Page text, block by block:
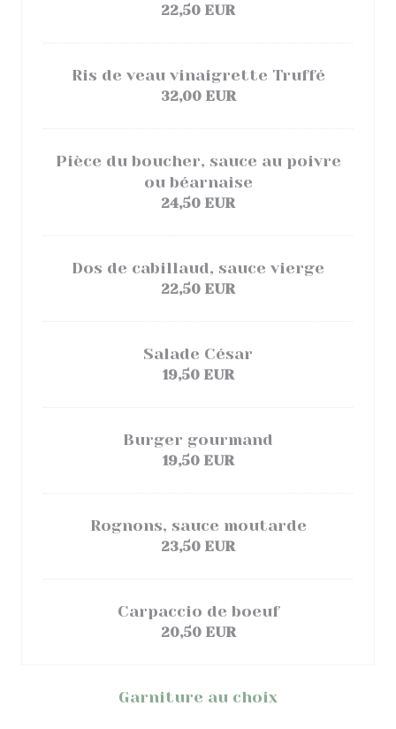
22,50 EUR
Ris de veau vinaigrette Truffé
32,00 EUR
Pièce du boucher, sauce au poivre
ou béarnaise
24,50 EUR
Dos de cabillaud, sauce vierge
22,50 EUR
Salade César
19,50 EUR
Burger gourmand
19,50 EUR
Rognons, sauce moutarde
23,50 EUR
Carpaccio de boeuf
20,50 EUR
Garniture au choix